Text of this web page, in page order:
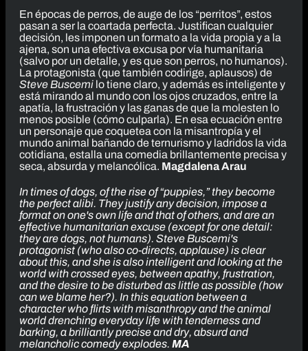
En épocas de perros, de auge de los “perritos”, estos
pasan a ser la coartada perfecta. Justifican cualquier
decisión, les imponen un formato a la vida propia y a la
ajena, son una efectiva excusa por vía humanitaria
(salvo por un detalle, y es que son perros, no humanos).
La protagonista (que también codirige, aplausos) de
Steve Buscemi lo tiene claro, y además es inteligente y
está mirando al mundo con los ojos cruzados, entre la
apatía, la frustración y las ganas de que la molesten lo
menos posible (cómo culparla). En esa ecuación entre
un personaje que coquetea con la misantropía y el
mundo animal bañando de ternurismo y ladridos la vida
cotidiana, estalla una comedia brillantemente precisa y
seca, absurda y melancólica. Magdalena Arau
In times of dogs, of the rise of “puppies,” they become
the perfect alibi. They justify any decision, impose a
format on one's own life and that of others, and are an
effective humanitarian excuse (except for one detail:
they are dogs, not humans). Steve Buscemi's
protagonist (who also co-directs, applause) is clear
about this, and she is also intelligent and looking at the
world with crossed eyes, between apathy, frustration,
and the desire to be disturbed as little as possible (how
can we blame her?). In this equation between a
character who flirts with misanthropy and the animal
world drenching everyday life with tenderness and
barking, a brilliantly precise and dry, absurd and
melancholic comedy explodes. MA